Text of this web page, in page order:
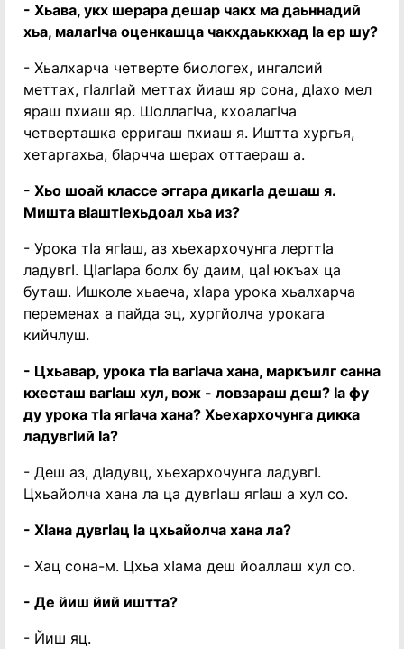
- Хьава, укх шерара дешар чакх ма даьннадий
хьа, малагӏча оценкашца чакхдаьккхад ӏа ер шу?
- Хьалхарча четверте биологех, ингалсий
меттах, гӏалгӏай меттах йиаш яр сона, дӏахо мел
яраш пхиаш яр. Шоллагӏча, кхоалагӏча
четверташка ерригаш пхиаш я. Иштта хургья,
хетаргахьа, бӏарчча шерах оттаераш а.
- Хьо шоай классе эггара дикагӏа дешаш я.
Мишта вӏаштӏехьдоал хьа из?
- Урока тӏа ягӏаш, аз хьехархочунга лерттӏа
ладувгӏ. Цӏагӏара болх бу даим, цаӏ юкъах ца
буташ. Ишколе хьаеча, хӏара урока хьалхарча
переменах а пайда эц, хургйолча урокага
кийчлуш.
- Цхьавар, урока тӏа вагӏача хана, маркъилг санна
кхесташ вагӏаш хул, вож - ловзараш деш? ӏа фу
ду урока тӏа ягӏача хана? Хьехархочунга дикка
ладувгӏий ӏа?
- Деш аз, дӏадувц, хьехархочунга ладувгӏ.
Цхьайолча хана ла ца дувгӏаш ягӏаш а хул со.
- Хӏана дувгӏац ӏа цхьайолча хана ла?
- Хац сона-м. Цхьа хӏама деш йоаллаш хул со.
- Де йиш йий иштта?
- Йиш яц.